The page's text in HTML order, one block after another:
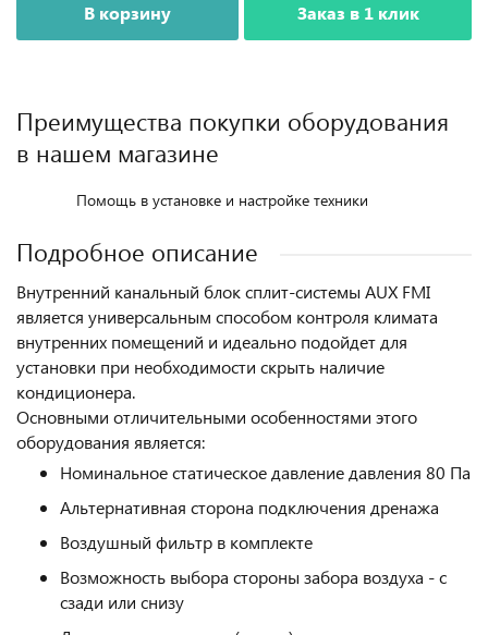
В корзину Заказ в 1 клик
Преимущества покупки оборудования
в нашем магазине
Помощь в установке и настройке техники
Подробное описание
Внутренний канальный блок сплит-системы AUX FMI
является универсальным способом контроля климата
внутренних помещений и идеально подойдет для
установки при необходимости скрыть наличие
кондиционера.
Основными отличительными особенностями этого
оборудования является:
Номинальное статическое давление давления 80 Па
Альтернативная сторона подключения дренажа
Воздушный фильтр в комплекте
Возможность выбора стороны забора воздуха - с
сзади или снизу